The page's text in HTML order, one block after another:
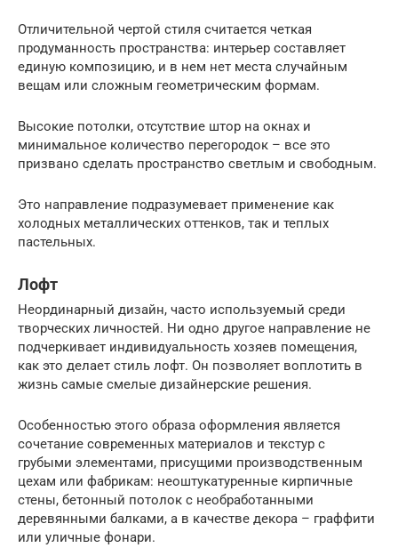
Отличительной чертой стиля считается четкая
продуманность пространства: интерьер составляет
единую композицию, и в нем нет места случайным
вещам или сложным геометрическим формам.
Высокие потолки, отсутствие штор на окнах и
минимальное количество перегородок – все это
призвано сделать пространство светлым и свободным.
Это направление подразумевает применение как
холодных металлических оттенков, так и теплых
пастельных.
Лофт
Неординарный дизайн, часто используемый среди
творческих личностей. Ни одно другое направление не
подчеркивает индивидуальность хозяев помещения,
как это делает стиль лофт. Он позволяет воплотить в
жизнь самые смелые дизайнерские решения.
Особенностью этого образа оформления является
сочетание современных материалов и текстур с
грубыми элементами, присущими производственным
цехам или фабрикам: неоштукатуренные кирпичные
стены, бетонный потолок с необработанными
деревянными балками, а в качестве декора – граффити
или уличные фонари.